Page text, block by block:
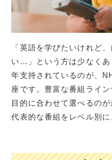
「英語を学びたいけれど
い…」という方は少なくあ
年支持されているのが、
座です。豊富な番組ライ
目的に合わせて選べるのが
代表的な番組をレベル別に